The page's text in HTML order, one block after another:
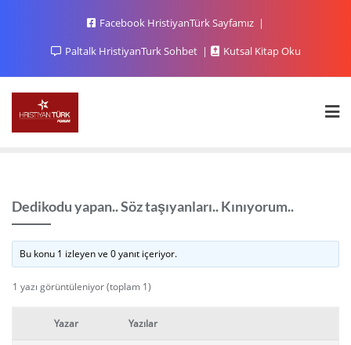
Facebook HristiyanTürk Sayfamız
Paltalk HristiyanTurk Sohbet
Kutsal Kitap Oku
Dedikodu yapan.. Söz taşıyanları.. Kınıyorum..
Bu konu 1 izleyen ve 0 yanıt içeriyor.
1 yazı görüntüleniyor (toplam 1)
Yazar Yazılar